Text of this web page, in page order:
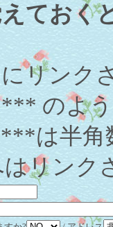
ておく
リンク
のよ
は半角
リンク